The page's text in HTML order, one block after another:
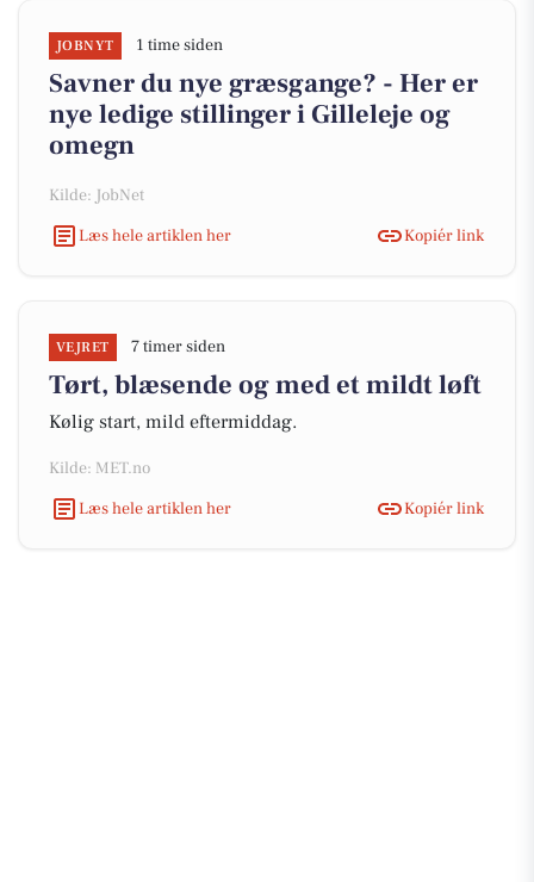
JOBNYT 1 time siden
Savner du nye græsgange? - Her er
nye ledige stillinger i Gilleleje og
omegn
Kilde: JobNet
Læs hele artiklen her
Kopiér link
VEJRET 7 timer siden
Tørt, blæsende og med et mildt løft
Kølig start, mild eftermiddag.
Kilde: MET.no
Læs hele artiklen her
Kopiér link